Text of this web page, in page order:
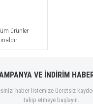
ürünler
VE İNDİRİM
haber listemize ücretsiz
takip etmeye başlayın.